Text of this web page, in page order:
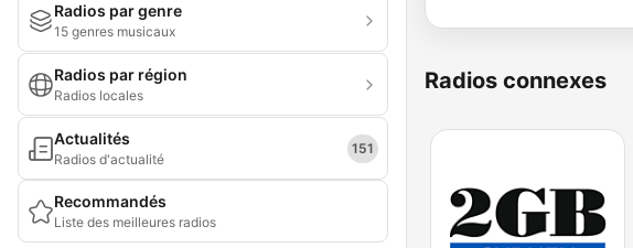
Radios par genre
15 genres musicaux
Radios par région
Radios locales
Actualités
Radios d'actualité
151
Recommandés
Liste des meilleures radios
Radios connexes